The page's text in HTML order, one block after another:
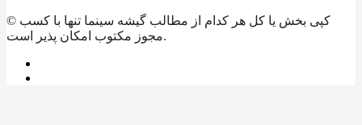
© کپی بخش یا کل هر کدام از مطالب گیشه سینما تنها با کسب
مجوز مکتوب امکان پذیر است.